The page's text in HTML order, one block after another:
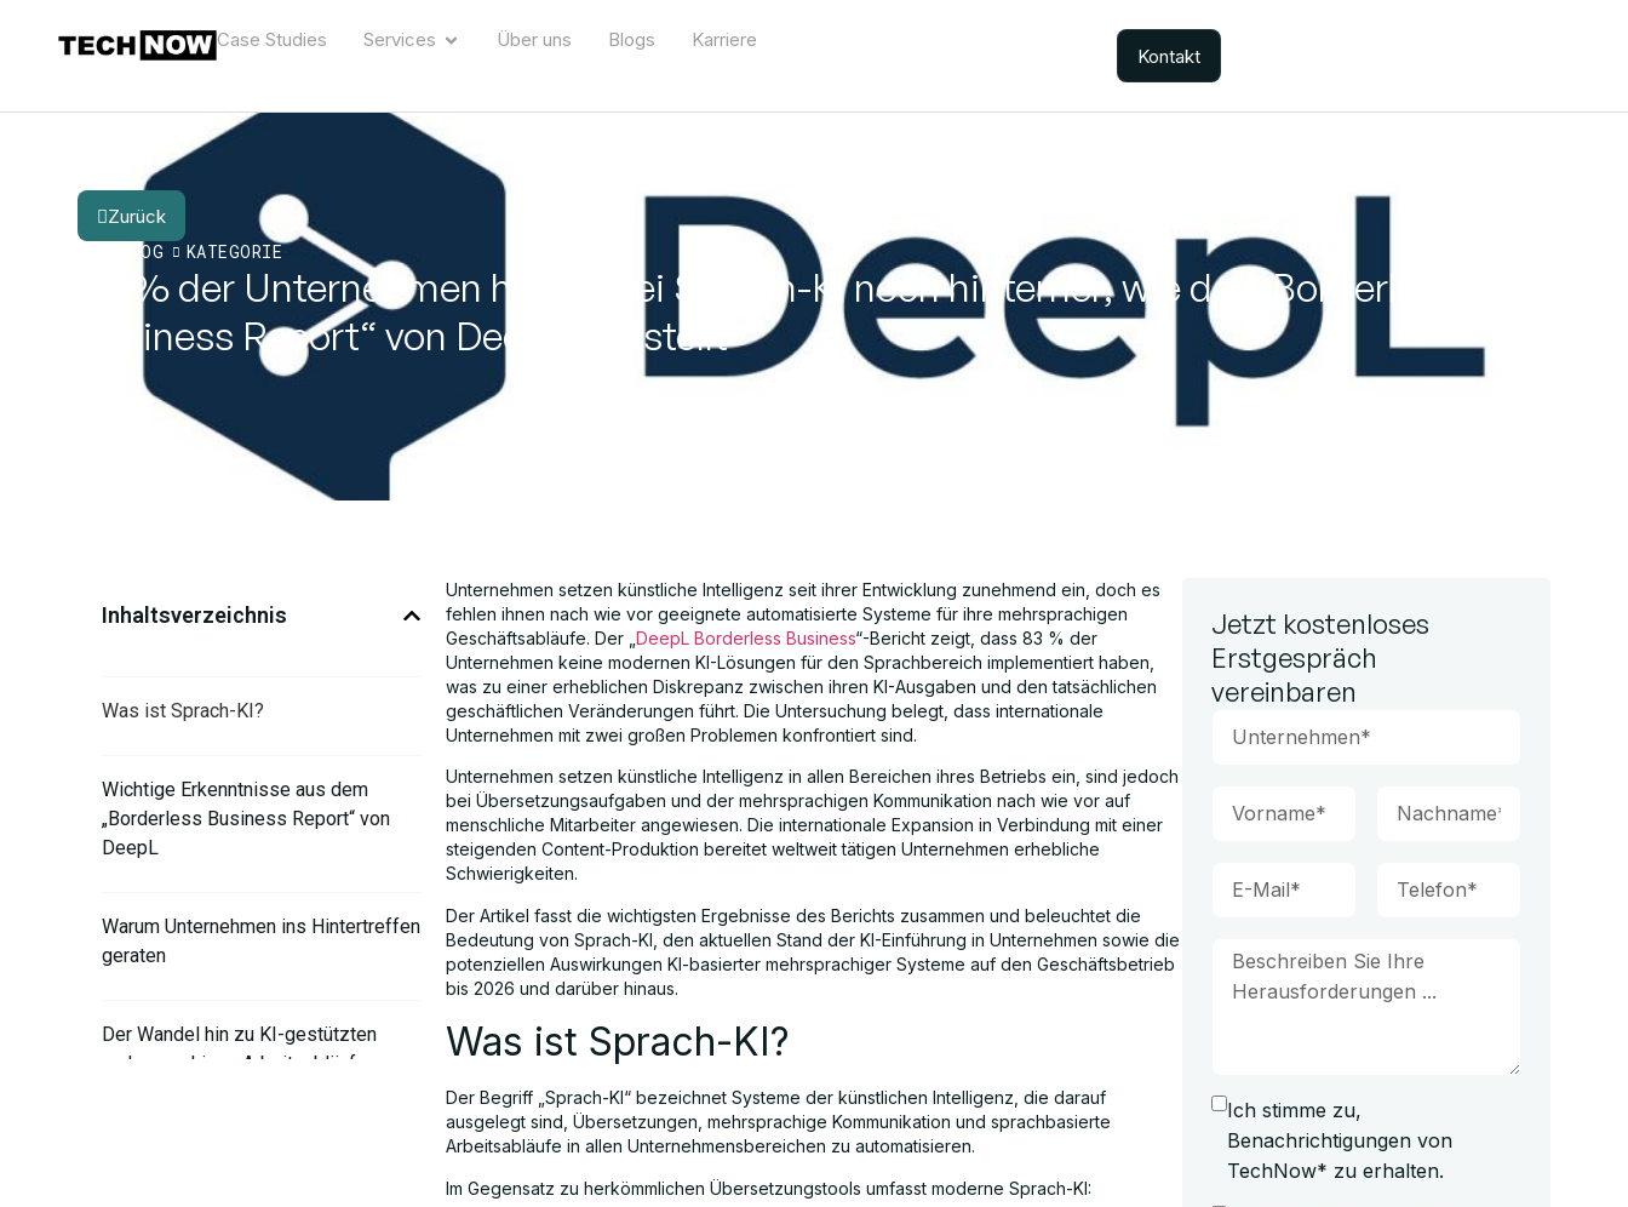
Case Studies Services Über uns Blogs Karriere
Kontakt
Zurück
DER BLOG
KATEGORIE
83 % der Unternehmen hinken bei Sprach-KI noch hinterher, wie der „Borderless
Business Report“ von DeepL feststellt
Inhaltsverzeichnis
Was ist Sprach-KI?
Wichtige Erkenntnisse aus dem
„Borderless Business Report“ von
DeepL
Warum Unternehmen ins Hintertreffen
geraten
Der Wandel hin zu KI-gestützten
mehrsprachigen Arbeitsabläufen
Unternehmen setzen künstliche Intelligenz seit ihrer Entwicklung zunehmend ein, doch es
fehlen ihnen nach wie vor geeignete automatisierte Systeme für ihre mehrsprachigen
Geschäftsabläufe. Der „ DeepL Borderless Business“-Bericht zeigt, dass 83 % der
Unternehmen keine modernen KI-Lösungen für den Sprachbereich implementiert haben,
was zu einer erheblichen Diskrepanz zwischen ihren KI-Ausgaben und den tatsächlichen
geschäftlichen Veränderungen führt. Die Untersuchung belegt, dass internationale
Unternehmen mit zwei großen Problemen konfrontiert sind.
Unternehmen setzen künstliche Intelligenz in allen Bereichen ihres Betriebs ein, sind jedoch
bei Übersetzungsaufgaben und der mehrsprachigen Kommunikation nach wie vor auf
menschliche Mitarbeiter angewiesen. Die internationale Expansion in Verbindung mit einer
steigenden Content-Produktion bereitet weltweit tätigen Unternehmen erhebliche
Schwierigkeiten.
Der Artikel fasst die wichtigsten Ergebnisse des Berichts zusammen und beleuchtet die
Bedeutung von Sprach-KI, den aktuellen Stand der KI-Einführung in Unternehmen sowie die
potenziellen Auswirkungen KI-basierter mehrsprachiger Systeme auf den Geschäftsbetrieb
bis 2026 und darüber hinaus.
Was ist Sprach-KI?
Der Begriff „Sprach-KI“ bezeichnet Systeme der künstlichen Intelligenz, die darauf
ausgelegt sind, Übersetzungen, mehrsprachige Kommunikation und sprachbasierte
Arbeitsabläufe in allen Unternehmensbereichen zu automatisieren.
Im Gegensatz zu herkömmlichen Übersetzungstools umfasst moderne Sprach-KI:
Jetzt kostenloses
Erstgespräch
vereinbaren
Ich stimme zu,
Benachrichtigungen von
TechNow* zu erhalten.